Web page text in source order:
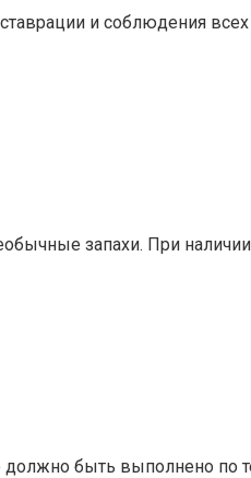
и соблюдения
запахи. При наличии
быть выполнено по